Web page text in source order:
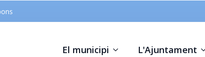
El municipi L'Ajuntament